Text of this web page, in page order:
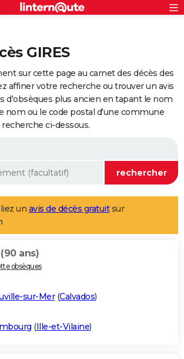
ville
GIRES
sur cette page au carnet des décès des
affiner votre recherche ou trouver un avis
d'obsèques plus ancien en tapant le nom
nom ou le code postal d'une commune
ci-dessous.
un avis de décès gratuitsur
(90 ans)
obsèques
sur-Mer(Calvados)
(Ille-et-Vilaine)